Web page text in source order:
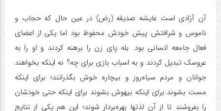
آن آزادی است عایشه صدیقه (رض) در عین حال که حجاب و
ناموس و شرافتش پیش خودش محفوظ بود اما یکی از اعضای
فعال جامعه انسانی بود. بله پای زن را برهنه کردند و او را به
عروسک تبدیل کردند و به اسباب بازی برای چه؟ نه اینکه بخواهند
جوانان و مردم سیاه‌روز و بیچاره خوش بگذرانند؛ برای اینکه
مست بشوند برای اینکه بیهوش بشوند برای اینکه حتی خودشان
را بفروشند تا از آن لذتها بهره‌بردار شوند؛ این هم یکی از نتایج